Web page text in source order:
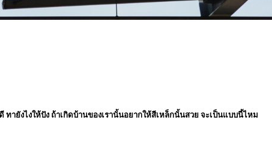
ทายังไงให้ปัง ถ้าเกิดบ้านของเรานั้นอยากให้สีเหล็กนั้นสวย จะเป็นแบบนี้ไหม